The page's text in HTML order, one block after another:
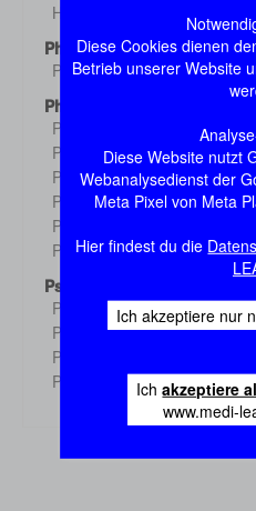
Diese Cookies dienen
Betrieb unserer Website
Diese Website nutzt
Webanalysedienst der
Meta Pixel von Meta
Hier findest du die
Ich akzeptiere nur
Ichakzeptiere
www.medi-
Histologie s2 Demo
Physik
Physik
Demo
Physiologie
Physiologie 1
Physiologie 2 Demo
Physiologie 3 Demo
Physiologie 4 Demo
Physiologie 5
Physiologie 6 Demo
Psychologie
Psychologie 1
Demo
Psychologie 2 Demo
Psychologie 3
Psychologie 4 Demo